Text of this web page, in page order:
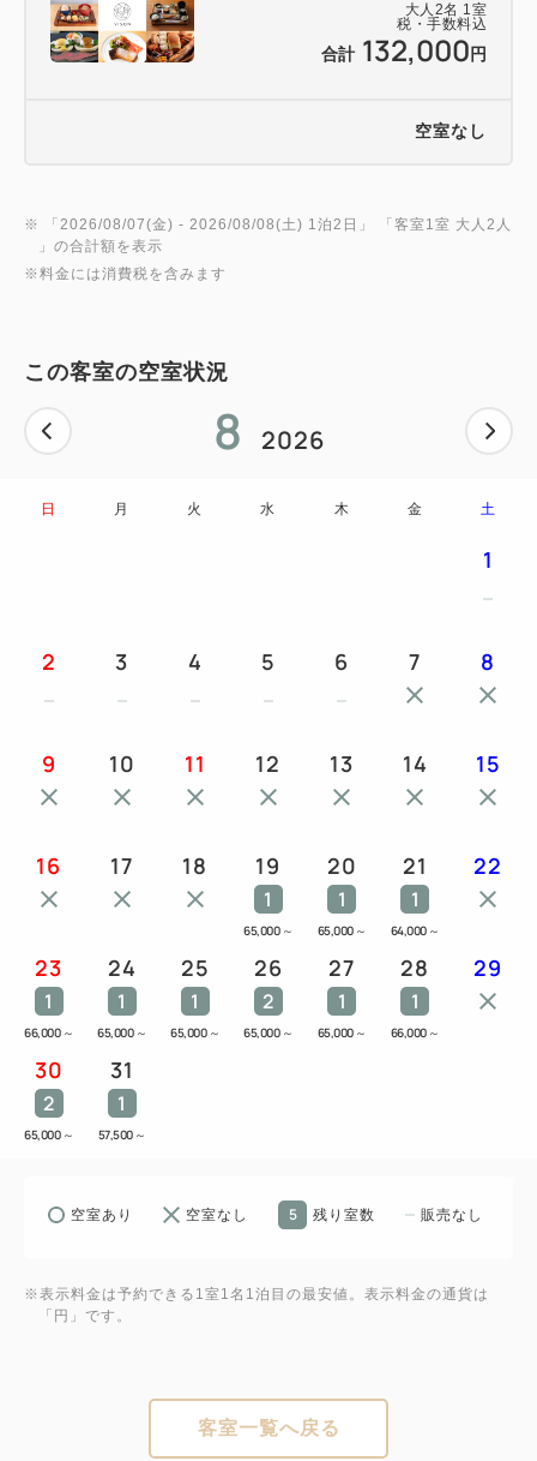
大人 2名 1室
税・手数料込
合計 132,000 円
空室なし
※ 「 2026/08/07(金) - 2026/08/08(土) 1泊2日 」 「 客室1室 大人2人
」の合計額を表示
※料金には消費税を含みます
この客室の空室状況
8 2026
日 月 火 水 木 金 土
1
2 3 4 5 6 7 8
9 10 11 12 13 14 15
16 17 18 19
1
65,000 ～
20
1
65,000 ～
21
1
64,000 ～
22
23
1
66,000 ～
24
1
65,000 ～
25
1
65,000 ～
26
2
65,000 ～
27
1
65,000 ～
28
1
66,000 ～
29
30
2
65,000 ～
31
1
57,500 ～
空室あり 空室なし 5 残り室数 販売なし
※表示料金は予約できる1室1名1泊目の最安値。表示料金の通貨は
「円」です。
客室一覧へ戻る